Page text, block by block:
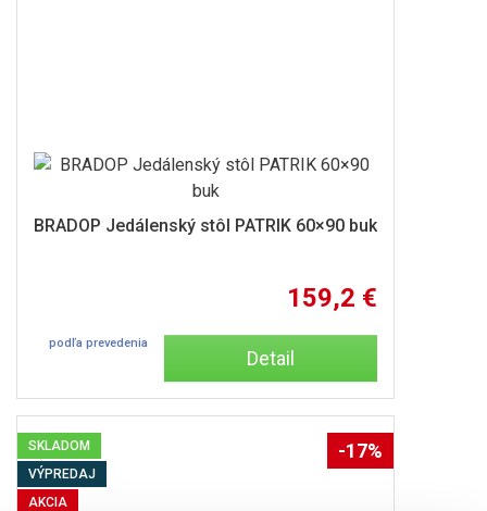
BRADOP Jedálenský stôl PATRIK 60×90 buk
159,2 €
podľa prevedenia
Detail
SKLADOM
VÝPREDAJ
AKCIA
-17%